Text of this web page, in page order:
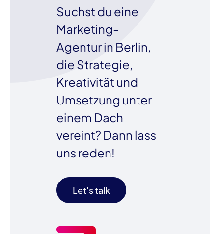
Suchst du eine
Marketing-
Agentur in Berlin,
die Strategie,
Kreativität und
Umsetzung unter
einem Dach
vereint? Dann lass
uns reden!
Let's talk